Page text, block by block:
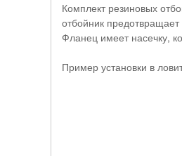
Комплект резиновых
отбойник
Фланец имеет насечку,
Пример установки в